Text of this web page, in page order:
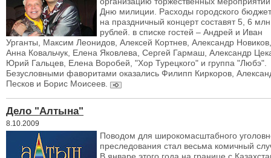
Дню милиции. Расходы городского
на праздничный концерт составят 5, 6
рублей. в списке гостей – Андрей и Иван
Урганты, Максим Леонидов, Алексей Кортнев, Александр Новиков,
Анна Ковальчук, Елена Яковлева, Сергей Гармаш, Александр
Юрий Гальцев, Елена Воробей, "Хор Турецкого" и группа "Любэ".
Безусловными фаворитами оказались Филипп Киркоров,
Песков и Борис Моисеев.
Дело "Алтына"
8.10.2009
Поводом для широкомасштабного
преследования стал весьма комичный